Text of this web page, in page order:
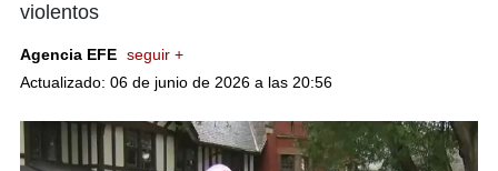
violentos
Agencia EFE seguir +
Actualizado: 06 de junio de 2026 a las 20:56